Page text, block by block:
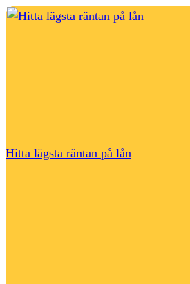
Hitta lägsta räntan på lån